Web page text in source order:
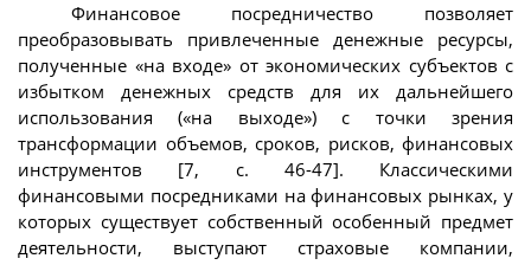
Финансовое посредничество позволяет
преобразовывать привлеченные денежные ресурсы,
полученные «на входе» от экономических субъектов с
избытком денежных средств для их дальнейшего
использования («на выходе») с точки зрения
трансформации объемов, сроков, рисков, финансовых
инструментов [7, с. 46-47]. Классическими
финансовыми посредниками на финансовых рынках, у
которых существует собственный особенный предмет
деятельности, выступают страховые компании,